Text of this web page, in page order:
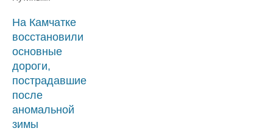
На Камчатке
восстановили
основные
дороги,
пострадавшие
после
аномальной
зимы